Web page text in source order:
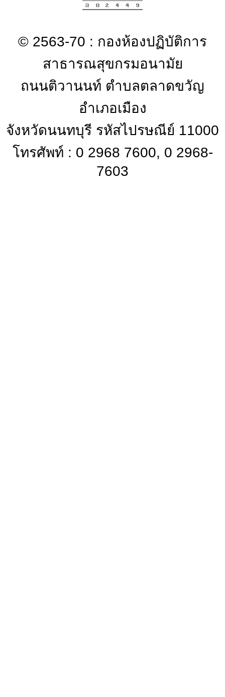
© 2563-70 : กองห้องปฏิบัติการ
สาธารณสุขกรมอนามัย
ถนนติวานนท์ ตำบลตลาดขวัญ
อำเภอเมือง
จังหวัดนนทบุรี รหัสไปรษณีย์ 11000
โทรศัพท์ : 0 2968 7600, 0 2968-
7603